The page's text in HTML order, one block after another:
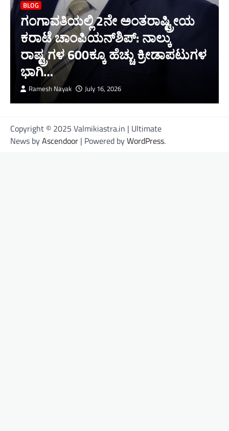
BLOG
ಗಂಗಾವತಿಯಲ್ಲಿ 2ನೇ ಅಂತರಾಷ್ಟ್ರೀಯ
ಕರಾಟೆ ಚಾಂಪಿಯನ್‌ಶಿಪ್: ನಾಲ್ಕು
ರಾಷ್ಟ್ರಗಳ 600ಕ್ಕೂ ಹೆಚ್ಚು ಕ್ರೀಡಾಪಟುಗಳ
ಭಾಗಿ…
Ramesh Nayak July 16, 2026
Copyright © 2025 Valmikiastra.in | Ultimate
News byAscendoor | Powered byWordPress.